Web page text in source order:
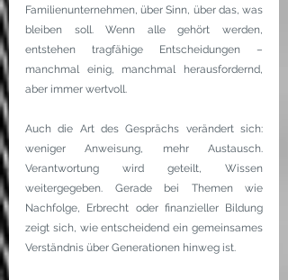
Familienunternehmen, über Sinn, über das, was
bleiben soll. Wenn alle gehört werden,
entstehen tragfähige Entscheidungen –
manchmal einig, manchmal herausfordernd,
aber immer wertvoll.
Auch die Art des Gesprächs verändert sich:
weniger Anweisung, mehr Austausch.
Verantwortung wird geteilt, Wissen
weitergegeben. Gerade bei Themen wie
Nachfolge, Erbrecht oder finanzieller Bildung
zeigt sich, wie entscheidend ein gemeinsames
Verständnis über Generationen hinweg ist.